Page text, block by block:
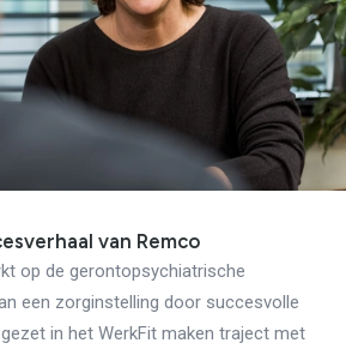
van Remco
op de gerontopsychiatrische
een zorginstelling door succesvolle
in het WerkFit maken traject met